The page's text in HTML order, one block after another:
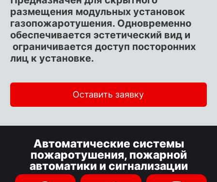
размещения модульных установок
газопожаротушения. Одновременно
обеспечивается эстетический вид и
ограничивается доступ посторонних
лиц к установке.
Оставить заявку
Автоматические системы
пожаротушения, пожарной
автоматики и сигнализации